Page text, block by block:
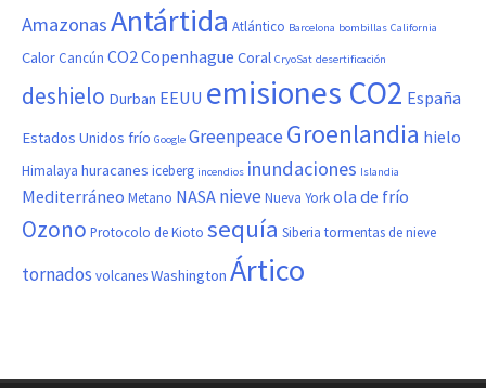
AmazonasAntártida Atlántico Barcelona bombillas California
Calor Cancún CO2Copenhague Coral CryoSat desertificación
deshielo Durban EEUU emisiones CO2 España
Estados Unidos frío Google GreenpeaceGroenlandia hielo
Himalaya huracanes iceberg incendios inundaciones Islandia
Mediterráneo Metano NASA nieveNueva Yorkola de frío
Ozono Protocolo de Kioto sequía Siberia tormentas de nieve
tornados volcanesWashington Ártico